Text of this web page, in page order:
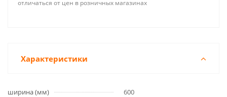
отличаться от цен в розничных магазинах
Характеристики
ширина (мм)
600